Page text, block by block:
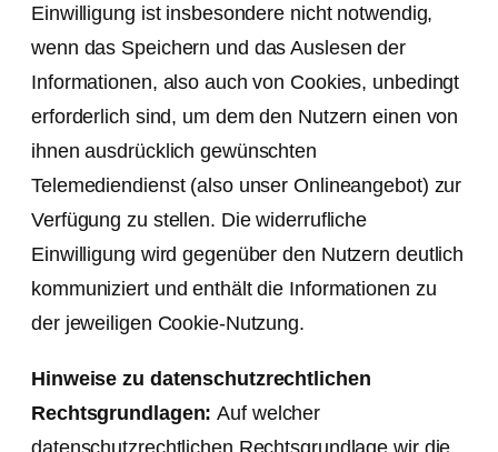
Einwilligung ist insbesondere nicht notwendig,
wenn das Speichern und das Auslesen der
Informationen, also auch von Cookies, unbedingt
erforderlich sind, um dem den Nutzern einen von
ihnen ausdrücklich gewünschten
Telemediendienst (also unser Onlineangebot) zur
Verfügung zu stellen. Die widerrufliche
Einwilligung wird gegenüber den Nutzern deutlich
kommuniziert und enthält die Informationen zu
der jeweiligen Cookie-Nutzung.
Hinweise zu datenschutzrechtlichen
Rechtsgrundlagen:Auf welcher
datenschutzrechtlichen Rechtsgrundlage wir die